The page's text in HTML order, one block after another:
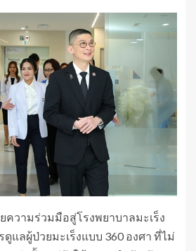
ความร่วมมือสู่โรงพยาบาลมะเร็ง
ดูแลผู้ป่วยมะเร็งแบบ 360 องศา ที่ไม่